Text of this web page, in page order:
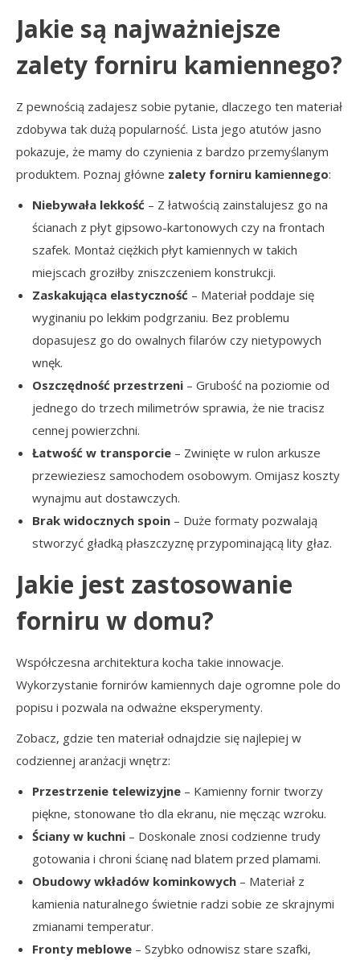
Jakie są najważniejsze
zalety forniru kamiennego?
Z pewnością zadajesz sobie pytanie, dlaczego ten materiał
zdobywa tak dużą popularność. Lista jego atutów jasno
pokazuje, że mamy do czynienia z bardzo przemyślanym
produktem. Poznaj główne zalety forniru kamiennego:
Niebywała lekkość – Z łatwością zainstalujesz go na
ścianach z płyt gipsowo-kartonowych czy na frontach
szafek. Montaż ciężkich płyt kamiennych w takich
miejscach groziłby zniszczeniem konstrukcji.
Zaskakująca elastyczność – Materiał poddaje się
wyginaniu po lekkim podgrzaniu. Bez problemu
dopasujesz go do owalnych filarów czy nietypowych
wnęk.
Oszczędność przestrzeni – Grubość na poziomie od
jednego do trzech milimetrów sprawia, że nie tracisz
cennej powierzchni.
Łatwość w transporcie – Zwinięte w rulon arkusze
przewieziesz samochodem osobowym. Omijasz koszty
wynajmu aut dostawczych.
Brak widocznych spoin – Duże formaty pozwalają
stworzyć gładką płaszczyznę przypominającą lity głaz.
Jakie jest zastosowanie
forniru w domu?
Współczesna architektura kocha takie innowacje.
Wykorzystanie fornirów kamiennych daje ogromne pole do
popisu i pozwala na odważne eksperymenty.
Zobacz, gdzie ten materiał odnajdzie się najlepiej w
codziennej aranżacji wnętrz:
Przestrzenie telewizyjne – Kamienny fornir tworzy
piękne, stonowane tło dla ekranu, nie męcząc wzroku.
Ściany w kuchni – Doskonale znosi codzienne trudy
gotowania i chroni ścianę nad blatem przed plamami.
Obudowy wkładów kominkowych – Materiał z
kamienia naturalnego świetnie radzi sobie ze skrajnymi
zmianami temperatur.
Fronty meblowe – Szybko odnowisz stare szafki,